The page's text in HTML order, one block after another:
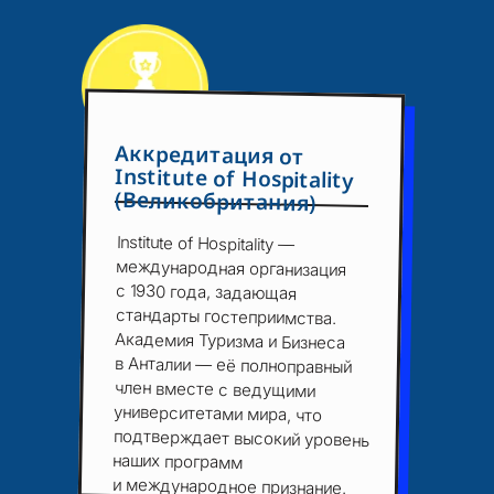
Institute of Hospitality —
международная организация
с 1930 года, задающая
стандарты гостеприимства.
Академия Туризма и Бизнеса
в Анталии— её полноправный
член вместе с ведущими
университетами мира, что
подтверждает высокий уровень
наших программ
и международное признание.
Аккредитация от
Institute of Hospitality
(Великобритания)